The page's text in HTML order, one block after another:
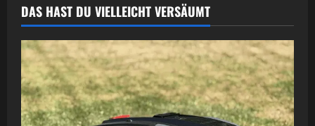
und
blickdicht
DAS HAST DU VIELLEICHT VERSÄUMT